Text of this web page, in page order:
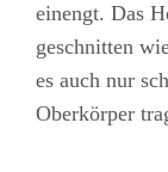
einengt. Das
geschnitten
es auch nur
Oberkörper